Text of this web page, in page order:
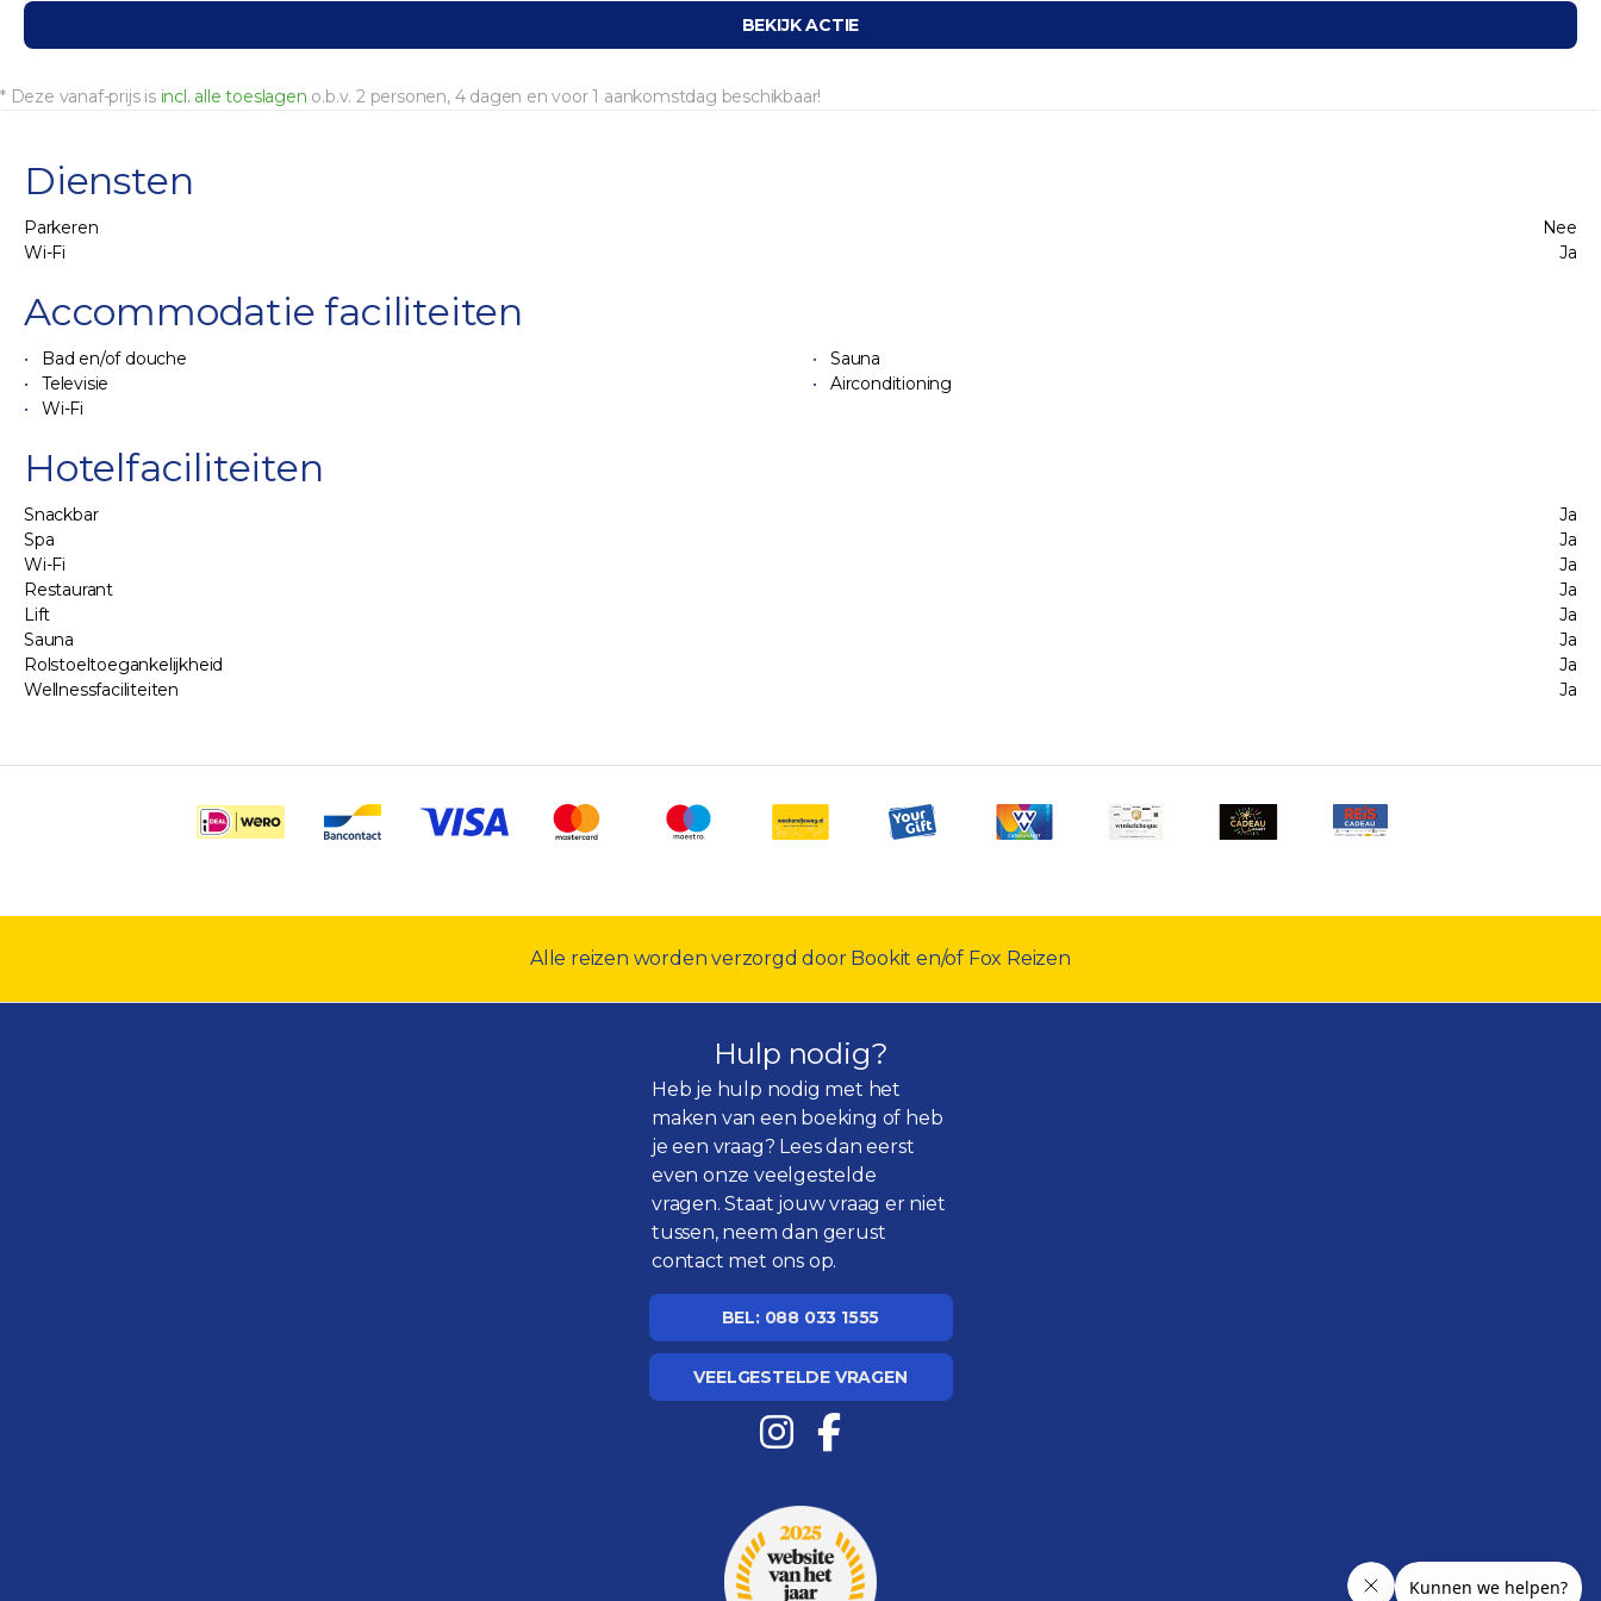
BEKIJK ACTIE
* Deze vanaf-prijs is incl. alle toeslagen o.b.v. 2 personen, 4 dagen en voor 1 aankomstdag beschikbaar!
Diensten
Parkeren
Nee
Wi-Fi
Ja
Accommodatie faciliteiten
Bad en/of douche
Sauna
Televisie
Airconditioning
Wi-Fi
Hotelfaciliteiten
Snackbar
Ja
Spa
Ja
Wi-Fi
Ja
Restaurant
Ja
Lift
Ja
Sauna
Ja
Rolstoeltoegankelijkheid
Ja
Wellnessfaciliteiten
Ja
Alle reizen worden verzorgd door Bookit en/of Fox Reizen
Hulp nodig?
Heb je hulp nodig met het
maken van een boeking of heb
je een vraag? Lees dan eerst
even onzeveelgestelde
vragen. Staat jouw vraag er niet
tussen, neem dan gerust
contact met ons op.
BEL: 088 033 1555
VEELGESTELDE VRAGEN